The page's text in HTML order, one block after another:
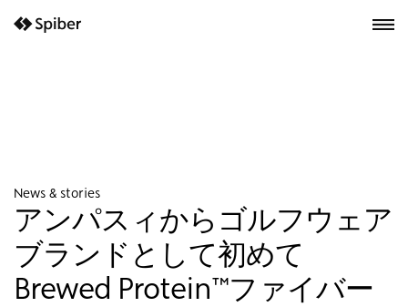
next-wp starter
News & stories
アンパスィからゴルフウェア
ブランドとして初めて
Brewed Protein™ファイバー